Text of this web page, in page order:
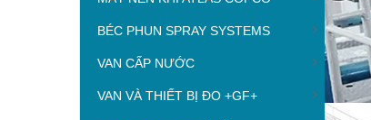
BÉC PHUN SPRAY SYSTEMS
VAN CẤP NƯỚC
VAN VÀ THIẾT BỊ ĐO +GF+